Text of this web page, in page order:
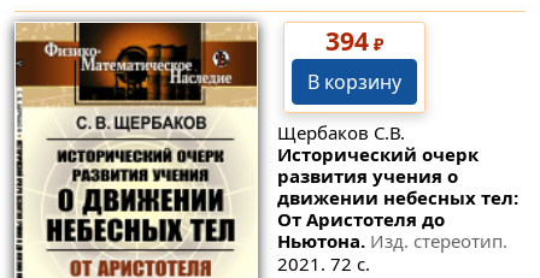
394₽
В корзину
Щербаков С.В.
Исторический очерк
развития учения о
движении небесных тел:
От Аристотеля до
Ньютона. Изд. стереотип.
2021. 72 с.